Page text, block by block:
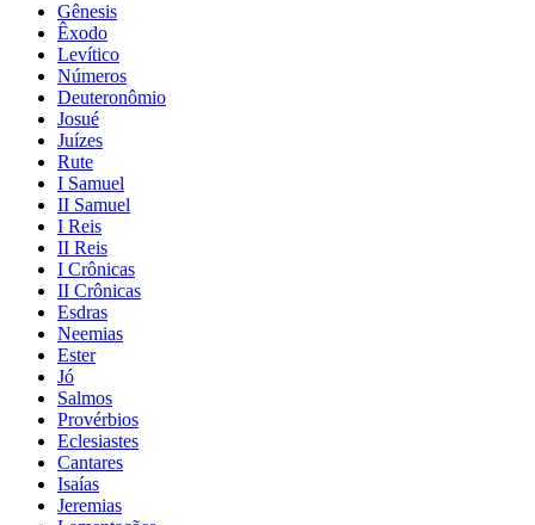
Gênesis
Êxodo
Levítico
Números
Deuteronômio
Josué
Juízes
Rute
I Samuel
II Samuel
I Reis
II Reis
I Crônicas
II Crônicas
Esdras
Neemias
Ester
Jó
Salmos
Provérbios
Eclesiastes
Cantares
Isaías
Jeremias